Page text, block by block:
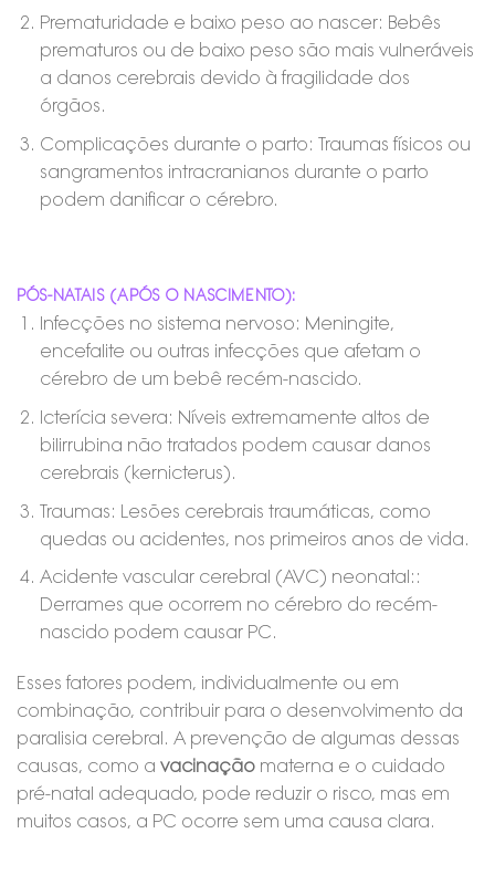
Prematuridade e baixo peso ao nascer: Bebês
prematuros ou de baixo peso são mais vulneráveis
a danos cerebrais devido à fragilidade dos
órgãos.
Complicações durante o parto: Traumas físicos ou
sangramentos intracranianos durante o parto
podem danificar o cérebro.
PÓS-NATAIS (APÓS O NASCIMENTO):
Infecções no sistema nervoso: Meningite,
encefalite ou outras infecções que afetam o
cérebro de um bebê recém-nascido.
Icterícia severa: Níveis extremamente altos de
bilirrubina não tratados podem causar danos
cerebrais (kernicterus).
Traumas: Lesões cerebrais traumáticas, como
quedas ou acidentes, nos primeiros anos de vida.
Acidente vascular cerebral (AVC) neonatal::
Derrames que ocorrem no cérebro do recém-
nascido podem causar PC.
Esses fatores podem, individualmente ou em
combinação, contribuir para o desenvolvimento da
paralisia cerebral. A prevenção de algumas dessas
causas, como a vacinação materna e o cuidado
pré-natal adequado, pode reduzir o risco, mas em
muitos casos, a PC ocorre sem uma causa clara.